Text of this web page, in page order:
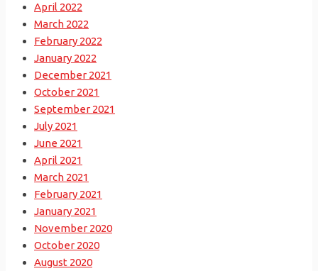
April 2022
March 2022
February 2022
January 2022
December 2021
October 2021
September 2021
July 2021
June 2021
April 2021
March 2021
February 2021
January 2021
November 2020
October 2020
August 2020